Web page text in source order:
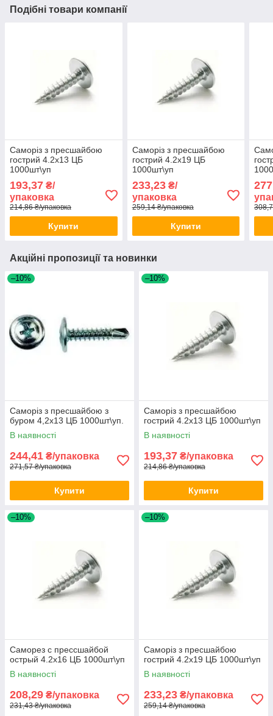
Подібні товари компанії
Саморіз з пресшайбою
гострий 4.2х13 ЦБ
1000шт\уп
193,37 ₴/
упаковка
214,86 ₴/упаковка
Купити
Саморіз з пресшайбою
гострий 4.2х19 ЦБ
1000шт\уп
233,23₴/
упаковка
259,14 ₴/упаковка
Купити
Акційні пропозиції та новинки
–10%
Саморіз з пресшайбою з
буром 4,2х13 ЦБ 1000шт\уп.
В наявності
244,41 ₴/упаковка
271,57 ₴/упаковка
Купити
–10%
Саморіз з пресшайбою
гострий 4.2х13 ЦБ 1000шт\уп
В наявності
193,37 ₴/упаковка
214,86 ₴/упаковка
Купити
–10%
Саморез с прессшайбой
острый 4.2х16 ЦБ 1000шт\уп
В наявності
208,29 ₴/упаковка
231,43 ₴/упаковка
–10%
Саморіз з пресшайбою
гострий 4.2х19 ЦБ 1000шт\уп
В наявності
233,23 ₴/упаковка
259,14 ₴/упаковка